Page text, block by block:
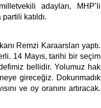
adayları, MHP’li
katıldı.
Remzi Karaarslan yaptı.
14 Mayıs, tarihi bir seçim
bellidir. Yolumuz hak
gireceğiz. Dokunmadık
ve oy oranını artıracak.